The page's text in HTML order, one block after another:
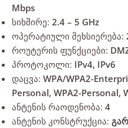
Mbps
სიხშირე: 2.4 – 5 GHz
ოპერატიული მეხსიერება:
როუტერის ფუნქციები:
პროტოკოლი: IPv4, IPv6
დაცვა: WPA/WPA2-
Personal, WPA2-Personal,
ანტენის რაოდენობა: 4
ანტენის კონსტრუქცია: